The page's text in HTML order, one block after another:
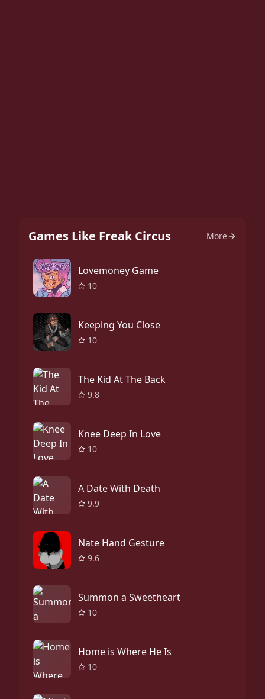
Games Like Freak Circus More
Lovemoney Game
10
Keeping You Close
10
The Kid At The Back
9.8
Knee Deep In Love
10
A Date With Death
9.9
Nate Hand Gesture
9.6
Summon a Sweetheart
10
Home is Where He Is
10